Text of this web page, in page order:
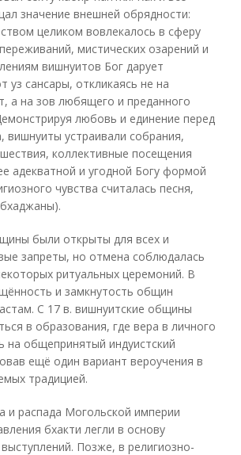
значение внешней обрядности:
целиком вовлекалось в сферу
мистических озарений и
вишнуитов Бог дарует
уз сансары, откликаясь не на
а на зов любящего и преданного
любовь и единение перед
вишнуиты устраивали собрания,
коллективные посещения
адекватной и угодной Богу формой
чувства считалась песня,
были открыты для всех и
запреты, но отмена соблюдалась
ритуальных церемоний. В
и замкнутость общин
С 17 в. вишнуитские общины
в образования, где вера в личного
на общепринятый индуистский
ещё один вариант вероучения в
традицией.
и распада Могольской империи
бхакти легли в основу
Позже, в религиозно-